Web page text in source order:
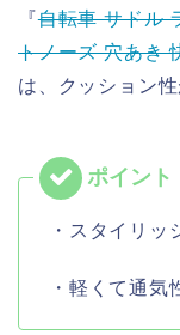
『自転車 サドル
トノーズ 穴あき
は、クッション
・スタイリッ
・軽くて通気